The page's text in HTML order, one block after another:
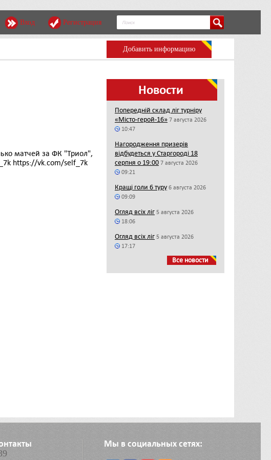
Вход Регистрация
Добавить информацию
матчей за ФК "Триол",
https://vk.com/self_7k
Новости
Попередній склад ліг турніру
«Місто-герой-16» 7 августа 2026
10:47
Нагородження призерів
відбудеться у Старгороді 18
серпня о 19:00 7 августа 2026
09:21
Кращі голи 6 туру 6 августа 2026
09:09
Огляд всіх ліг 5 августа 2026
18:06
Огляд всіх ліг 5 августа 2026
17:17
Все новости
Мы в социальных сетях: